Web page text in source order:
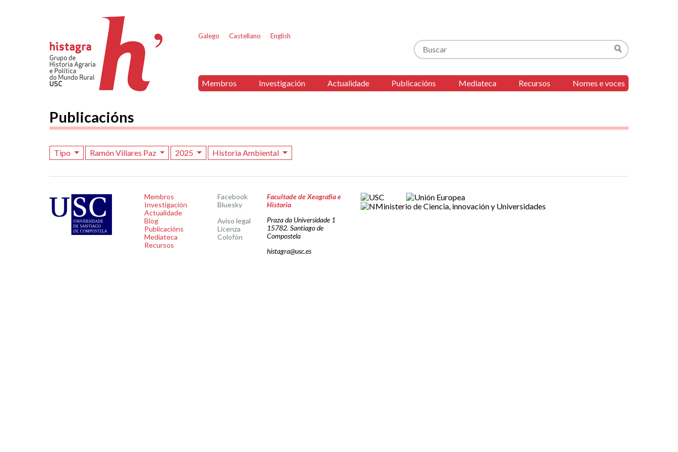
Galego Castellano English
Buscar
Buscar
Membros Investigación Actualidade Publicacións Mediateca Recursos Nomes e voces
Publicacións
Tipo Ramón Villares Paz 2025 Historia Ambiental
Membros
Investigación
Actualidade
Blog
Publicacións
Mediateca
Recursos
Facebook
Bluesky
Aviso legal
Licenza
Colofón
Facultade de Xeografía e
Historia
Praza da Universidade 1
15782. Santiago de
Compostela
histagra@usc.es